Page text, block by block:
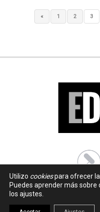
« 1 2 3
Utilizo cookiespara ofrecer la
Puedes aprender más sobre
los ajustes.